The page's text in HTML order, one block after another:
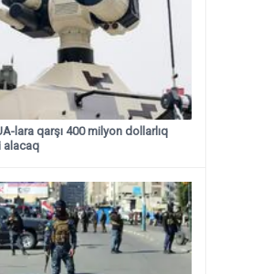
lara qarşı 400 milyon dollarlıq
alacaq